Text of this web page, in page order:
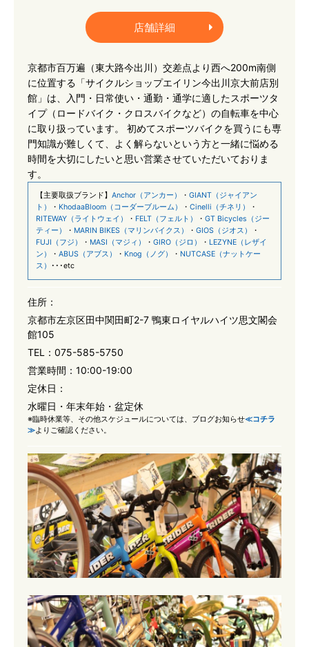
店舗詳細
京都市百万遍（東大路今出川）交差点より西へ200m南側
に位置する「サイクルショップエイリン今出川京大前店別
館」は、入門・日常使い・通勤・通学に適したスポーツタ
イプ（ロードバイク・クロスバイクなど）の自転車を中心
に取り扱っています。 初めてスポーツバイクを買うにも専
門知識が難しくて、よく解らないという方と一緒に悩める
時間を大切にしたいと思い営業させていただいておりま
す。
【主要取扱ブランド】 Anchor（アンカー） ・ GIANT（ジャイアン
ト）
・ KhodaaBloom（コーダーブルーム） ・ Cinelli（チネリ）
・
RITEWAY（ライトウェイ）
・ FELT（フェルト） ・ GT Bicycles（ジー
ティー）
・ MARIN BIKES（マリンバイクス） ・ GIOS（ジオス）
・
FUJI（フジ）
・ MASI（マジィ） ・ GIRO（ジロ） ・ LEZYNE（レザイ
ン）
・ ABUS（アブス） ・ Knog（ノグ） ・ NUTCASE（ナットケー
ス）
･･･etc
住所：
京都市左京区田中関田町2-7 鴨東ロイヤルハイツ思文閣会
館105
TEL： 075-585-5750
営業時間： 10:00-19:00
定休日：
水曜日・年末年始・盆定休
※臨時休業等、その他スケジュールについては、ブログお知らせ≪コチラ
≫よりご確認ください。